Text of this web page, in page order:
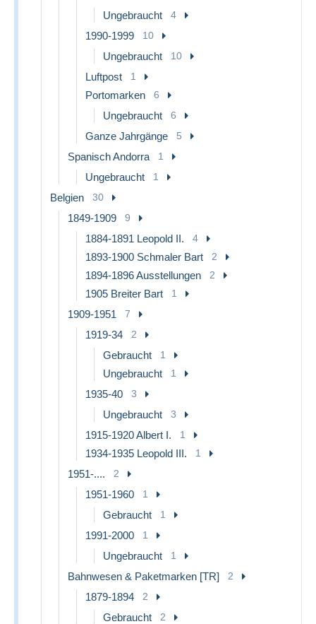
Ungebraucht
4
1990-1999 10
Ungebraucht 10
Luftpost 1
Portomarken 6
Ungebraucht 6
Ganze Jahrgänge 5
Spanisch Andorra 1
Ungebraucht 1
Belgien 30
1849-1909 9
1884-1891 Leopold II. 4
1893-1900 Schmaler Bart 2
1894-1896 Ausstellungen 2
1905 Breiter Bart 1
1909-1951 7
1919-34 2
Gebraucht 1
Ungebraucht 1
1935-40 3
Ungebraucht 3
1915-1920 Albert I. 1
1934-1935 Leopold III. 1
1951-.... 2
1951-1960 1
Gebraucht 1
1991-2000 1
Ungebraucht 1
Bahnwesen & Paketmarken [TR] 2
1879-1894 2
Gebraucht 2